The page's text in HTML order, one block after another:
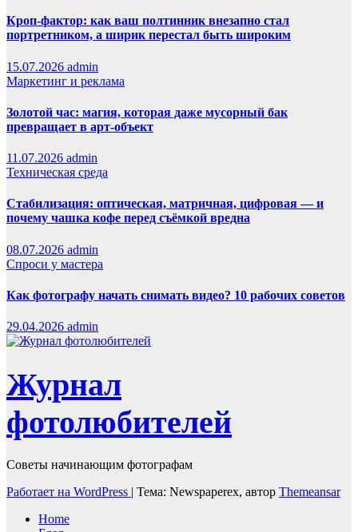
Кроп-фактор: как ваш полтинник внезапно стал
портретником, а ширик перестал быть широким
15.07.2026 admin
Маркетинг и реклама
Золотой час: магия, которая даже мусорный бак
превращает в арт-объект
11.07.2026 admin
Техническая среда
Стабилизация: оптическая, матричная, цифровая — и
почему чашка кофе перед съёмкой вредна
08.07.2026 admin
Спроси у мастера
Как фотографу начать снимать видео? 10 рабочих советов
29.04.2026 admin
Журнал
фотолюбителей
Советы начинающим фотографам
Работает на WordPress | Тема: Newspaperex, автор Themeansar
Home